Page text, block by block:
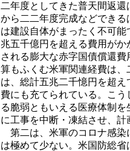
二年度としてきた普天間返
から二二年度完成などでき
は建設自体がまったく不可
兆五千億円を超える費用が
される膨大な赤字国債償還
算もふくむ米軍関連経費は
は、総計五兆二千憶円を超
費にも充てられている。こ
る脆弱ともいえる医療体制
に工事を中断・凍結させ、
第二は、米軍のコロナ感染
は極めて少ない。米国防総